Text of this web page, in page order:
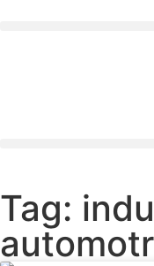
Tag: